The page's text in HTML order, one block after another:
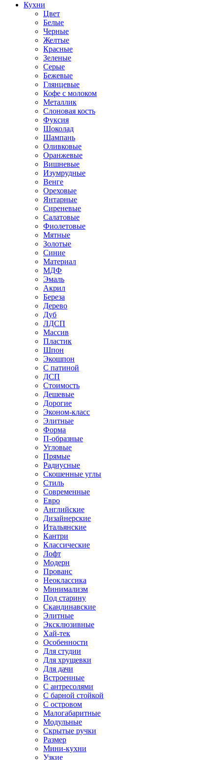
Кухни
Цвет
Белые
Черные
Желтые
Красные
Зеленые
Серые
Бежевые
Глянцевые
Кофе с молоком
Металлик
Слоновая кость
Фуксия
Шоколад
Шампань
Оливковые
Оранжевые
Вишневые
Изумрудные
Венге
Ореховые
Янтарные
Сиреневые
Салатовые
Фиолетовые
Мятные
Золотые
Синие
Материал
МДФ
Эмаль
Акрил
Береза
Дерево
Дуб
ЛДСП
Массив
Пластик
Шпон
Экошпон
С патиной
ДСП
Стоимость
Дешевые
Дорогие
Эконом-класс
Элитные
Форма
П-образные
Угловые
Прямые
Радиусные
Скошенные углы
Стиль
Современные
Евро
Английские
Дизайнерские
Итальянские
Кантри
Классические
Лофт
Модерн
Прованс
Неоклассика
Минимализм
Под старину
Скандинавские
Элитные
Эксклюзивные
Хай-тек
Особенности
Для студии
Для хрущевки
Для дачи
Встроенные
С антресолями
С барной стойкой
С островом
Малогабаритные
Модульные
Скрытые ручки
Размер
Мини-кухни
Узкие